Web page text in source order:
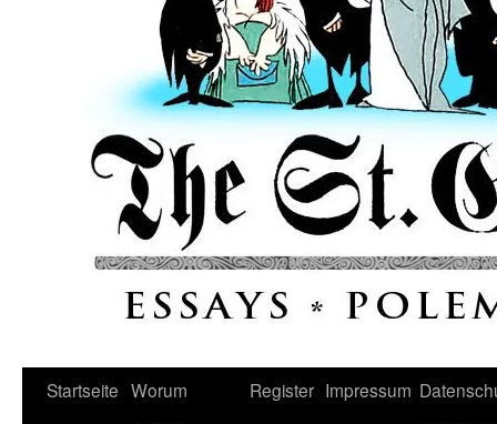
Startseite Worum
Register Impressum